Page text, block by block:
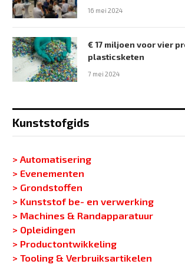
16 mei 2024
€ 17 miljoen voor vier
plasticsketen
7 mei 2024
Kunststofgids
> Automatisering
> Evenementen
> Grondstoffen
> Kunststof be- en verwerking
> Machines & Randapparatuur
> Opleidingen
> Productontwikkeling
> Tooling & Verbruiksartikelen